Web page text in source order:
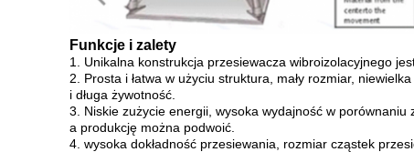
Funkcje i zalety
1. Unikalna konstrukcja przesiewacza wibroizolacyjnego
2. Prosta i łatwa w użyciu struktura, mały rozmiar,
i długa żywotność.
3. Niskie zużycie energii, wysoka wydajność w
a produkcję można podwoić.
4. wysoka dokładność przesiewania, rozmiar cząstek